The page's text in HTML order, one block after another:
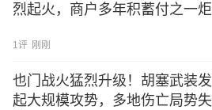
烈起火，商户多年积蓄付之一炬
1评 刚刚
也门战火猛烈升级！胡塞武装发
起大规模攻势，多地伤亡局势失